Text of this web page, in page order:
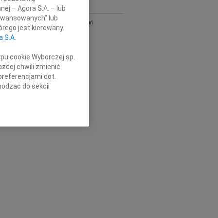
Bydgoszcz i Toruń
Gdańsk
Olsztyn
Płock
Radom
– Agora S.A. – lub
lub
jest kierowany.
S.A.
cookie Wyborczej sp.
chwili zmienić
dot.
do sekcji
przeglądarki.
identyfikacji.
pomiar reklam i